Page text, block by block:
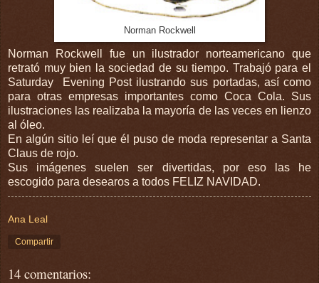
Norman Rockwell
Norman Rockwell fue un ilustrador norteamericano que
retrató muy bien la sociedad de su tiempo. Trabajó para el
Saturday Evening Post ilustrando sus portadas, así como
para otras empresas importantes como Coca Cola. Sus
ilustraciones las realizaba la mayoría de las veces en lienzo
al óleo.
En algún sitio leí que él puso de moda representar a Santa
Claus de rojo.
Sus imágenes suelen ser divertidas, por eso las he
escogido para desearos a todos FELIZ NAVIDAD.
Ana Leal
Compartir
14 comentarios: